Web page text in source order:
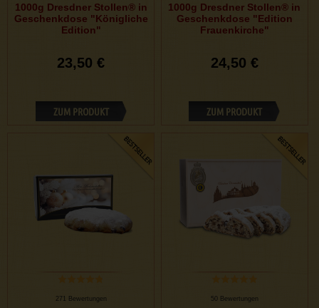
1000g Dresdner Stollen® in
Geschenkdose "Königliche
Edition"
23,50 €
ZUM PRODUKT
1000g Dresdner Stollen® in
Geschenkdose "Edition
Frauenkirche"
24,50 €
ZUM PRODUKT
271 Bewertungen 50 Bewertungen